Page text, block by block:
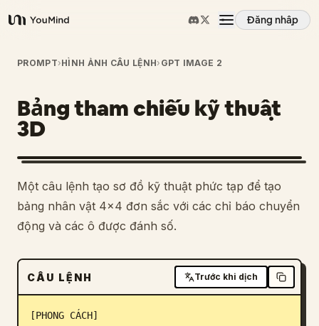
YouMind
Đăng nhập
Tổng quan
Các trường hợp sử dụng
Kỹ năng
Lời nhắc
Tải xuống
PROMPT›HÌNH ẢNH CÂU LỆNH› GPT IMAGE 2
Bảng tham chiếu kỹ thuật
3D
Một câu lệnh tạo sơ đồ kỹ thuật phức tạp để tạo
bảng nhân vật 4x4 đơn sắc với các chỉ báo chuyển
động và các ô được đánh số.
CÂU LỆNH Trước khi dịch
[PHONG CÁCH]